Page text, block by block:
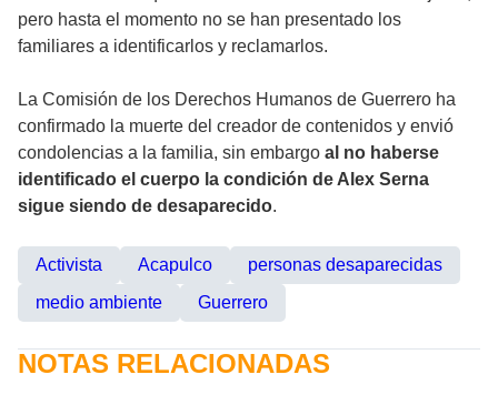
pero hasta el momento no se han presentado los
familiares a identificarlos y reclamarlos.
La Comisión de los Derechos Humanos de Guerrero ha
confirmado la muerte del creador de contenidos y envió
condolencias a la familia, sin embargo al no haberse
identificado el cuerpo la condición de Alex Serna
sigue siendo de desaparecido.
Activista Acapulco
personas desaparecidas
medio ambiente
Guerrero
NOTAS RELACIONADAS